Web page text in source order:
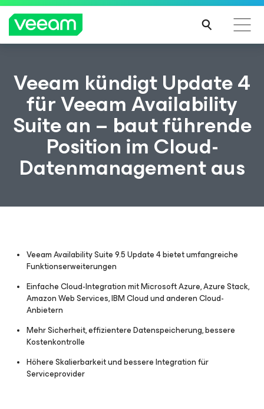
Hinweise von Veeam für Kunden, die vom Content-
Update von CrowdStrike betroffen sind
MEH
R
ERFA
Veeam kündigt Update 4
für Veeam Availability
Suite an – baut führende
Position im Cloud-
Datenmanagement aus
Veeam Availability Suite 9.5 Update 4 bietet umfangreiche
Funktionserweiterungen
Einfache Cloud-Integration mit Microsoft Azure, Azure Stack,
Amazon Web Services, IBM Cloud und anderen Cloud-
Anbietern
Mehr Sicherheit, effizientere Datenspeicherung, bessere
Kostenkontrolle
Höhere Skalierbarkeit und bessere Integration für
Serviceprovider